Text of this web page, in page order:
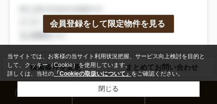
会員登録をして限定物件を見る
飾磨の掲載物件の価格相場
価格相場
検索条件を変更 まとめてお問い合わせ
お問い合わせ
当サイトでは、お客様の当サイト利用状況把握、サービス向上検討を目的と
して、クッキー（Cookie）を使用しています。
詳しくは、当社の 「Cookieの取扱いについて」 をご確認ください。
閉じる